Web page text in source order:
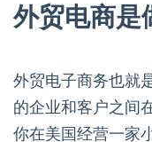
外贸电商是
外贸电子商务也就
的企业和客户之间
你在美国经营一家